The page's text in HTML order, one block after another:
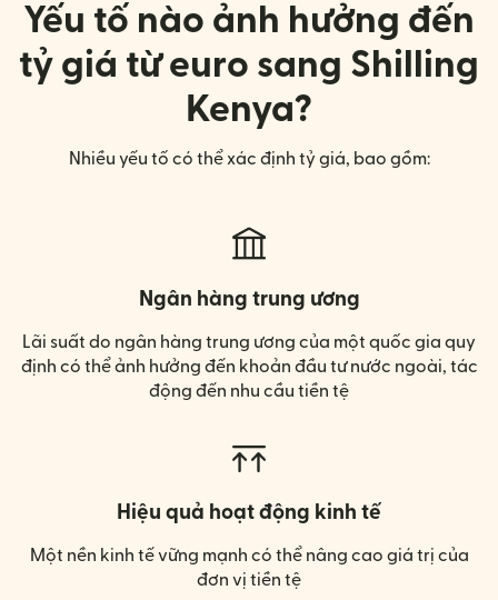
Yếu tố nào ảnh hưởng đến
tỷ giá từ euro sang Shilling
Kenya?
Nhiều yếu tố có thể xác định tỷ giá, bao gồm:
Ngân hàng trung ương
Lãi suất do ngân hàng trung ương của một quốc gia quy
định có thể ảnh hưởng đến khoản đầu tư nước ngoài, tác
động đến nhu cầu tiền tệ
Hiệu quả hoạt động kinh tế
Một nền kinh tế vững mạnh có thể nâng cao giá trị của
đơn vị tiền tệ